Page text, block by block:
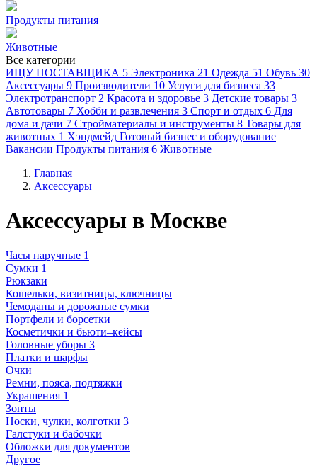
Продукты питания
Животные
Все категории
ИЩУ ПОСТАВЩИКА 5 Электроника 21 Одежда 51 Обувь 30
Аксессуары 9 Производители 10 Услуги для бизнеса 33
Электротранспорт 2 Красота и здоровье 3 Детские товары 3
Автотовары 7 Хобби и развлечения 3 Спорт и отдых 6 Для
дома и дачи 7 Стройматериалы и инструменты 8 Товары для
животных 1 Хэндмейд Готовый бизнес и оборудование
Вакансии Продукты питания 6 Животные
Главная
Аксессуары
Аксессуары в Москве
Часы наручные 1
Сумки 1
Рюкзаки
Кошельки, визитницы, ключницы
Чемоданы и дорожные сумки
Портфели и борсетки
Косметички и бьюти–кейсы
Головные уборы 3
Платки и шарфы
Очки
Ремни, пояса, подтяжки
Украшения 1
Зонты
Носки, чулки, колготки 3
Галстуки и бабочки
Обложки для документов
Другое